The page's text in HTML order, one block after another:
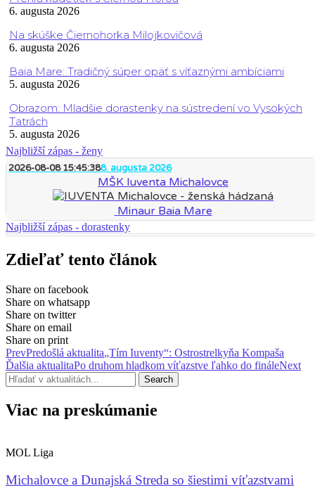
6. augusta 2026
Na skúške Čiernohorka Milojkovičová
6. augusta 2026
Baia Mare: Tradičný súper opäť s víťaznými ambíciami
5. augusta 2026
Obrazom: Mladšie dorastenky na sústredení vo Vysokých
Tatrách
5. augusta 2026
Najbližší zápas - ženy
2026-08-08 15:45:388. augusta 2026
MŠK Iuventa Michalovce
Minaur Baia Mare
Najbližší zápas - dorastenky
Zdieľať tento článok
Share on facebook
Share on whatsapp
Share on twitter
Share on email
Share on print
PrevPredošlá aktualita„Tím Iuventy“: Ostrostrelkyňa Kompaša
Ďalšia aktualitaPo druhom hladkom víťazstve ľahko do fináleNext
Search
Viac na preskúmanie
MOL Liga
Michalovce a Dunajská Streda so šiestimi víťazstvami